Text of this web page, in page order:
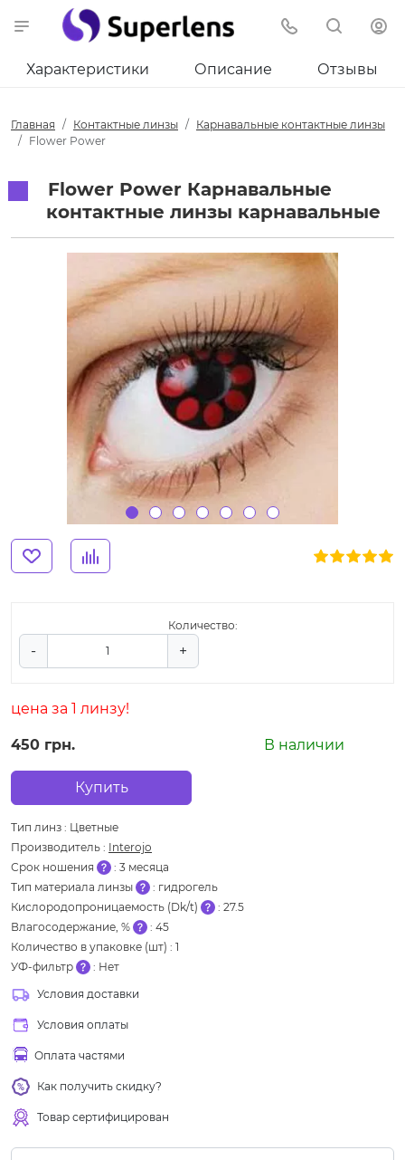
Характеристики Описание Отзывы
Главная Контактные линзы
Карнавальные контактные линзы
Flower Power
Flower Power Карнавальные
контактные линзы карнавальные
Количество:
- +
цена за 1 линзу!
450 грн. В наличии
Купить
Тип линз : Цветные
Производитель : Interojo
Срок ношения
: 3 месяца
Тип материала линзы
: гидрогель
Кислородопроницаемость (Dk/t)
: 27.5
Влагосодержание, %
: 45
Количество в упаковке (шт) : 1
УФ-фильтр
: Нет
Условия доставки
Условия оплаты
Оплата частями
Как получить скидку?
Товар сертифицирован